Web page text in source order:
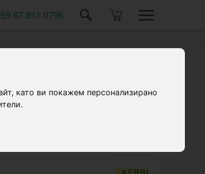
като ви покажем персонализирано
87 851 0796
замръзване,